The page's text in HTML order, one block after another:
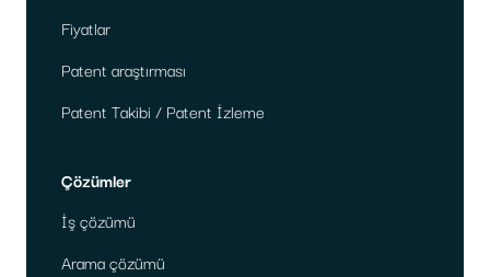
Fiyatlar
Patent araştırması
Patent Takibi / Patent İzleme
Çözümler
İş çözümü
Arama çözümü